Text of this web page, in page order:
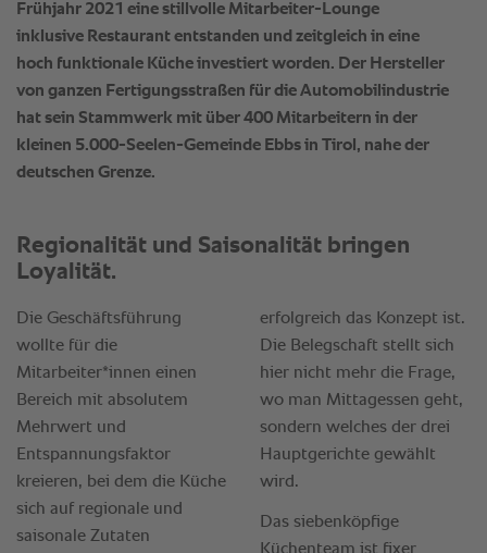
Frühjahr 2021 eine stillvolle Mitarbeiter-Lounge
inklusive Restaurant entstanden und zeitgleich in eine
hoch funktionale Küche investiert worden. Der Hersteller
von ganzen Fertigungsstraßen für die Automobilindustrie
hat sein Stammwerk mit über 400 Mitarbeitern in der
kleinen 5.000-Seelen-Gemeinde Ebbs in Tirol, nahe der
deutschen Grenze.